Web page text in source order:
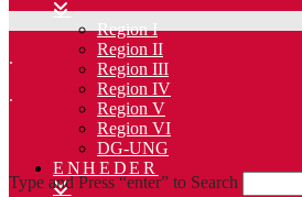
Region I
Region II
Region III
Region IV
Region V
Region VI
DG-UNG
ENHEDER
.
.
Type and Press “enter” to Search